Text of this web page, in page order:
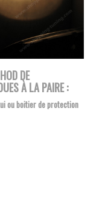
DE
À LA PAIRE :
ou boitier de protection